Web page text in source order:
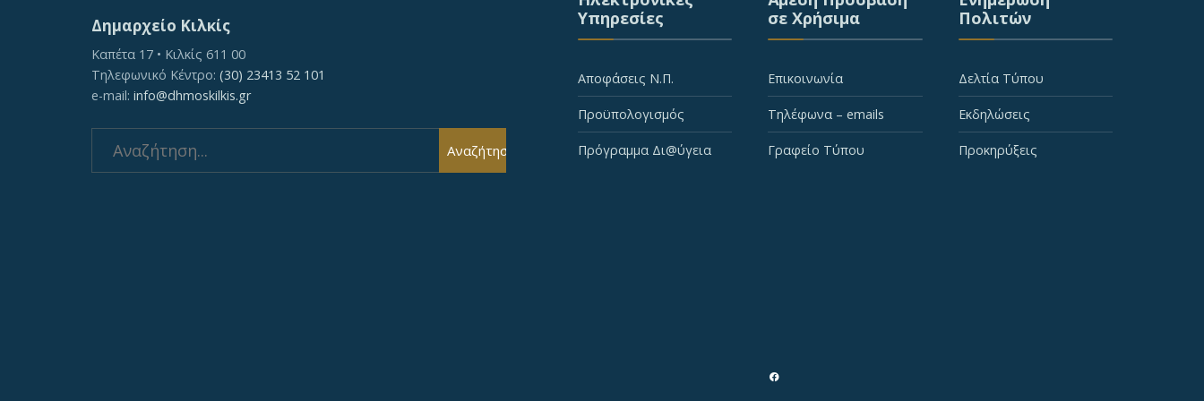
Δημαρχείο Κιλκίς
Καπέτα 17 • Κιλκίς 611 00
Τηλεφωνικό Κέντρο: (30) 23413 52 101
e-mail: info@dhmoskilkis.gr
Αναζήτηση
Υπηρεσίες
Αποφάσεις Ν.Π.
Προϋπολογισμός
Πρόγραμμα Δι@ύγεια
σε Χρήσιμα
Επικοινωνία
Τηλέφωνα – emails
Γραφείο Τύπου
Πολιτών
Δελτία Τύπου
Εκδηλώσεις
Προκηρύξεις